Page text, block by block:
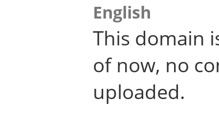
English
This domain
of now, no
uploaded.